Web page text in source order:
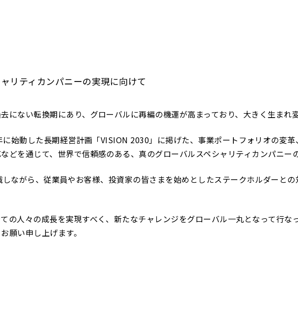
リティカンパニーの実現に向けて
にない転換期にあり、グローバルに再編の機運が高まっており、大きく生まれ
始動した長期経営計画「VISION 2030」に掲げた、事業ポートフォリオの変
どを通じて、世界で信頼感のある、真のグローバルスペシャリティカンパニー
ながら、従業員やお客様、投資家の皆さまを始めとしたステークホルダーと
の人々の成長を実現すべく、新たなチャレンジをグローバル一丸となって行
願い申し上げます。